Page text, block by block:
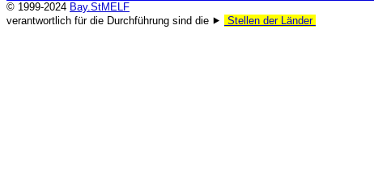
© 1999-2024 Bay.StMELF
verantwortlich für die Durchführung sind die ⯈
Stellen der Länder